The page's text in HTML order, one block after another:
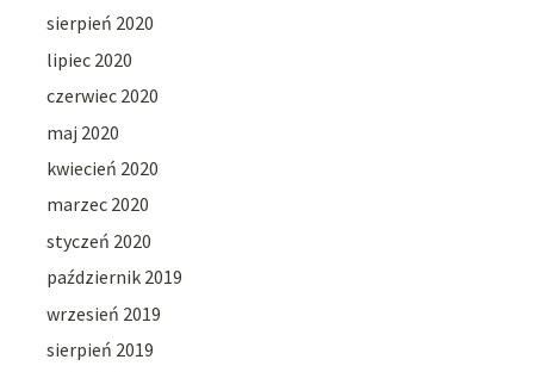
sierpień 2020
lipiec 2020
czerwiec 2020
maj 2020
kwiecień 2020
marzec 2020
styczeń 2020
październik 2019
wrzesień 2019
sierpień 2019